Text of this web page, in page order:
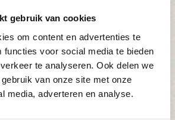
gebruik van cookies
om content en advertenties te
functies voor social media te bieden
te analyseren. Ook delen we
van onze site met onze
media, adverteren en analyse.
en comfortabele uitstraling.
ingericht voor effectieve
biedt alle faciliteiten die nodig
training of sessie.